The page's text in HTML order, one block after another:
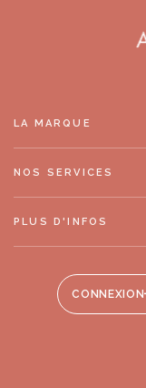
CONNEXION
LA MARQUE
NOS SERVICES
PLUS D'INFOS